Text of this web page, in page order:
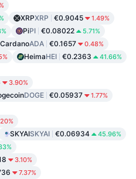
XRPXRP €0.9045 1.49%
PiPI €0.08022 5.71%
CardanoADA €0.1657 0.48%
HeimaHEI €0.2363 41.66%
3.90%
DOGE €0.05937 1.77%
SKYAISKYAI €0.06934 45.96%
3.10%
7.37%